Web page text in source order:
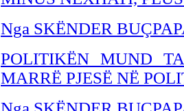
Nga SKËNDER
POLITIKËN MUND
MARRË PJESË NË